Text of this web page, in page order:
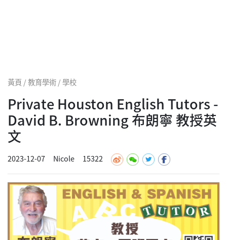
黃頁 / 教育學術 / 學校
Private Houston English Tutors -
David B. Browning 布朗寧 教授英
文
2023-12-07 Nicole 15322